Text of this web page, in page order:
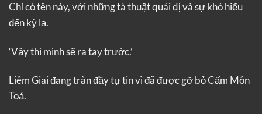
Chỉ có tên này, với những tà thuật quái dị và sự khó hiểu
đến kỳ lạ.
‘Vậy thì mình sẽ ra tay trước.’
Liêm Giai đang tràn đầy tự tin vì đã được gỡ bỏ Cấm Môn
Toả.